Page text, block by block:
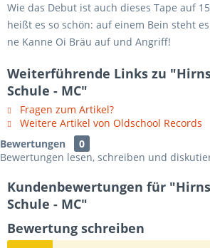
Wie das Debut ist auch dieses Tape auf
heißt es so schön: auf einem Bein steht
ne Kanne Oi Bräu auf und Angriff!
Weiterführende Links zu
Schule - MC"
Fragen zum Artikel?
Weitere Artikel von Oldschool Records
Bewertungen
0
Bewertungen lesen, schreiben und
Kundenbewertungen für
Schule - MC"
Bewertung schreiben